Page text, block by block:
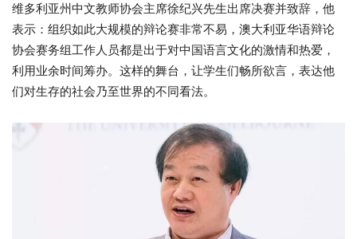
维多利亚州中文教师协会主席徐纪兴先生出席决赛并致辞，他
表示：组织如此大规模的辩论赛非常不易，澳大利亚华语辩论
协会赛务组工作人员都是出于对中国语言文化的激情和热爱，
利用业余时间筹办。这样的舞台，让学生们畅所欲言，表达他
们对生存的社会乃至世界的不同看法。